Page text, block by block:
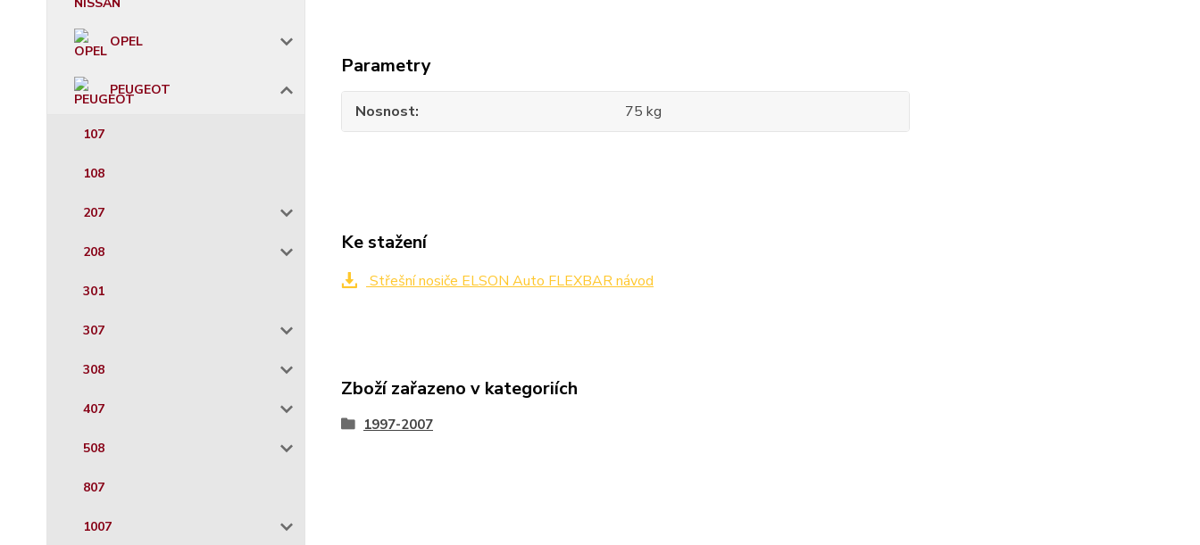
OPEL
PEUGEOT
107
108
207
208
301
307
308
407
508
807
1007
Parametry
Nosnost 75 kg
Ke stažení
Střešní nosiče ELSON Auto FLEXBAR návod
Zboží zařazeno v kategoriích
1997-2007